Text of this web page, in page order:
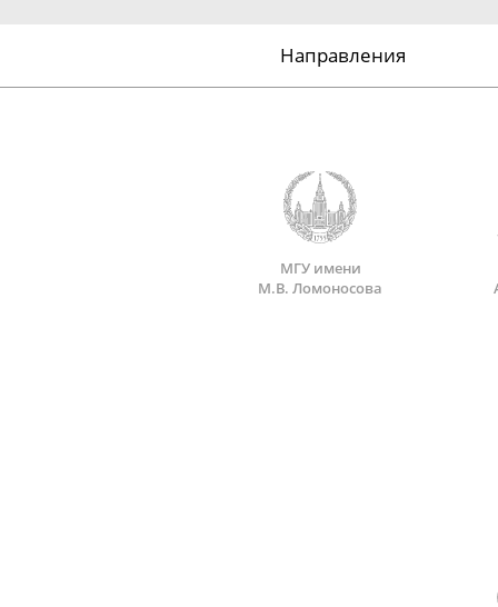
Направления
МГУ имени
М.В. Ломоносова